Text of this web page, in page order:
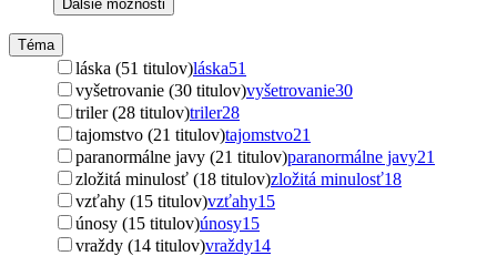
Ďalšie možnosti
Téma
láska (51 titulov)láska51
vyšetrovanie (30 titulov)vyšetrovanie30
triler (28 titulov)triler28
tajomstvo (21 titulov)tajomstvo21
paranormálne javy (21 titulov)paranormálne javy21
zložitá minulosť (18 titulov)zložitá minulosť18
vzťahy (15 titulov)vzťahy15
únosy (15 titulov)únosy15
vraždy (14 titulov)vraždy14